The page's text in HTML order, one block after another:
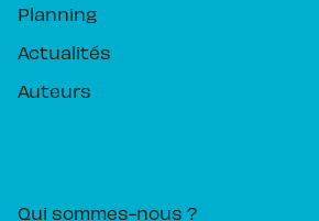
Planning
Actualités
Auteurs
Qui sommes-nous ?